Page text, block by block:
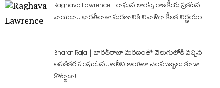
Raghava Lawrence | రాఘవ లారెన్స్ రాజకీయ ప్రకటన
వాయిదా.. భారతీరాజా మరణానికి నివాళిగా కీలక నిర్ణయం
BharatiRaja | భారతీరాజా మరణంతో వెలుగులోకి వచ్చిన
ఆసక్తికర సంఘటన.. అలీని అంతలా చెంపదెబ్బలు కూడా
కొట్టాడా!